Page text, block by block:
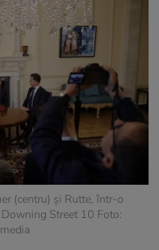
(centru) și Rutte, într-o
Street 10 Foto: